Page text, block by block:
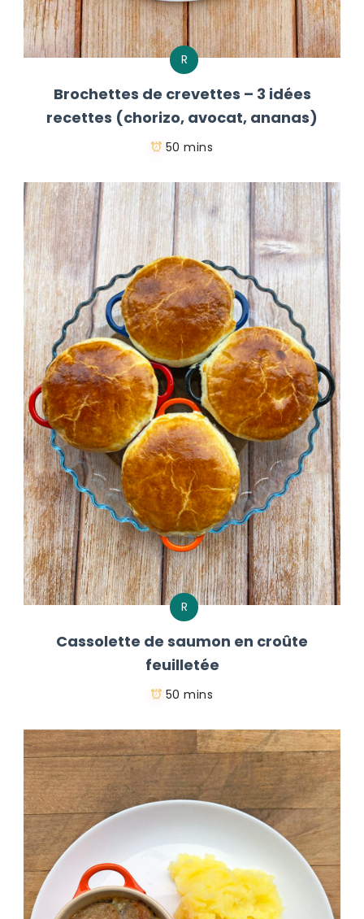
R
Brochettes de crevettes – 3 idées
recettes (chorizo, avocat, ananas)
50 mins
R
Cassolette de saumon en croûte
feuilletée
50 mins